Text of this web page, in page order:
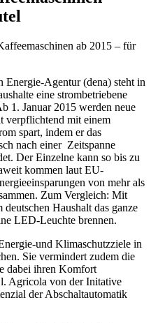
ab 2015 – für
Energie-Agentur (dena) steht in
eine strombetriebene
1. Januar 2015 werden neue
verpflichtend mit einem
spart, indem er das
nach einer Zeitspanne
Der Einzelne kann so bis zu
kommen laut EU-
von mehr als
Zum Vergleich: Mit
Haushalt das ganze
LED-Leuchte brennen.
und Klimaschutzziele in
Sie vermindert zudem die
dabei ihren Komfort
Agricola von der Initative
der Abschaltautomatik